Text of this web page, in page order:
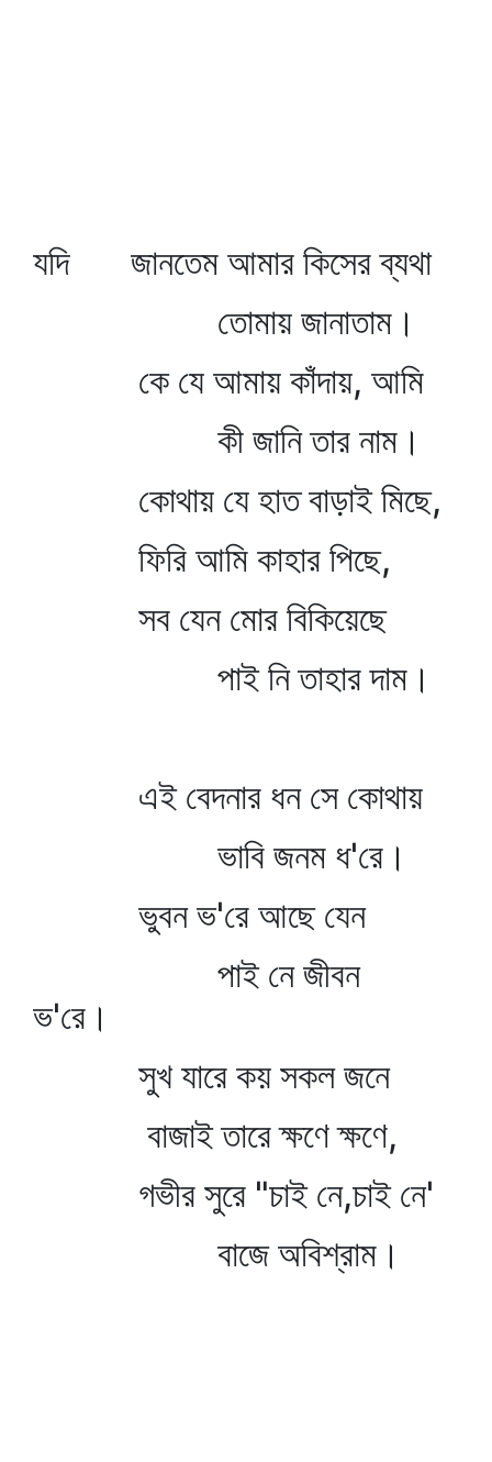
যদি জানতেম আমার কিসের ব্যথা
তোমায় জানাতাম।
কে যে আমায় কাঁদায়, আমি
কী জানি তার নাম।
কোথায় যে হাত বাড়াই মিছে,
ফিরি আমি কাহার পিছে,
সব যেন মোর বিকিয়েছে
পাই নি তাহার দাম।
এই বেদনার ধন সে কোথায়
ভাবি জনম ধ'রে।
ভুবন ভ'রে আছে যেন
পাই নে জীবন
ভ'রে।
সুখ যারে কয় সকল জনে
বাজাই তারে ক্ষণে ক্ষণে,
গভীর সুরে "চাই নে,চাই নে'
বাজে অবিশ্রাম।